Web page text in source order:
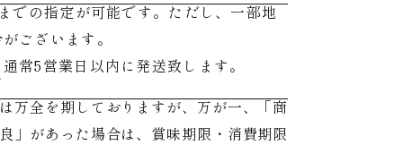
での指定が可能です。ただし、一部地
ございます。
常5営業日以内に発送致します。
万全を期しておりますが、万が一、「商
」があった場合は、賞味期限・消費期限